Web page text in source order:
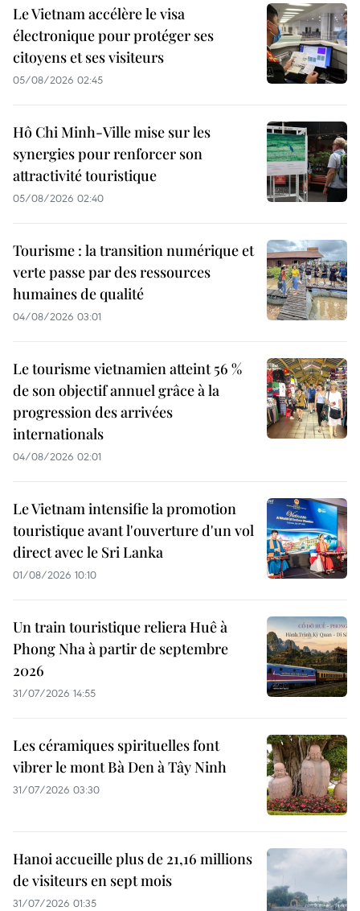
Le Vietnam accélère le visa
électronique pour protéger ses
citoyens et ses visiteurs
05/08/2026 02:45
Hô Chi Minh-Ville mise sur les
synergies pour renforcer son
attractivité touristique
05/08/2026 02:40
Tourisme : la transition numérique et
verte passe par des ressources
humaines de qualité
04/08/2026 03:01
Le tourisme vietnamien atteint 56 %
de son objectif annuel grâce à la
progression des arrivées
internationals
04/08/2026 02:01
Le Vietnam intensifie la promotion
touristique avant l'ouverture d'un vol
direct avec le Sri Lanka
01/08/2026 10:10
Un train touristique reliera Huê à
Phong Nha à partir de septembre
2026
31/07/2026 14:55
Les céramiques spirituelles font
vibrer le mont Bà Den à Tây Ninh
31/07/2026 03:30
Hanoi accueille plus de 21,16 millions
de visiteurs en sept mois ​
31/07/2026 01:35